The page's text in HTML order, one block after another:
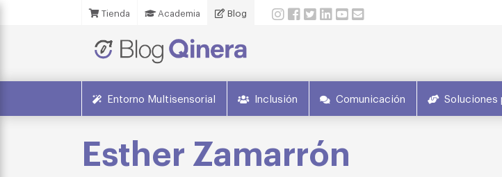
Tienda Academia Blog
Entorno Multisensorial Inclusión Comunicación Soluciones
Esther Zamarrón